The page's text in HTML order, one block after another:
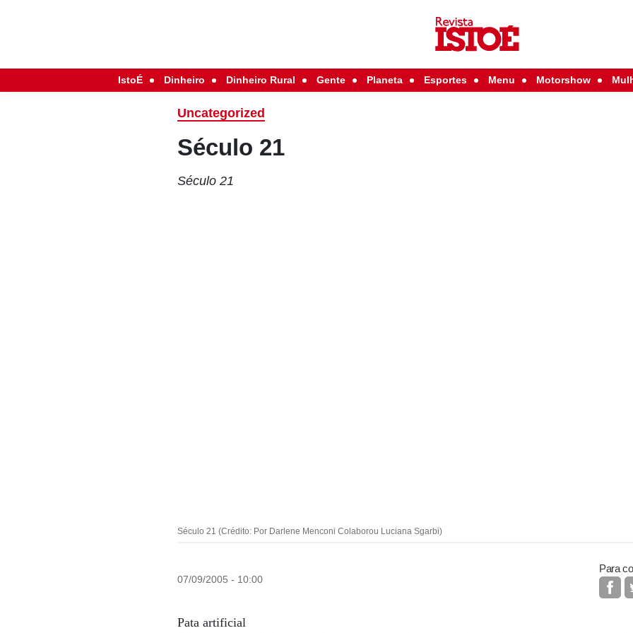
IstoÉ Dinheiro Dinheiro Rural Gente Planeta Esportes Menu Motorshow
Uncategorized
Século 21
Século 21
Século 21 (Crédito: Por Darlene Menconi Colaborou Luciana Sgarbi)
07/09/2005 - 10:00
Para
Pata artificial